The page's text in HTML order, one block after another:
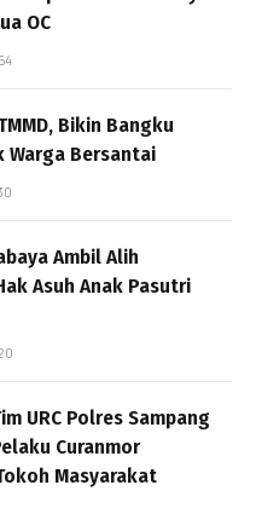
OC
Bikin Bangku
Warga Bersantai
Ambil Alih
Asuh Anak Pasutri
URC Polres Sampang
Curanmor
Masyarakat